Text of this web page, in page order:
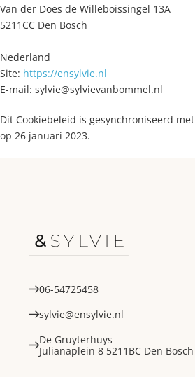
Van der Does de Willeboissingel 13A
5211CC Den Bosch
Nederland
Site: https://ensylvie.nl
E-mail: sylvie@sylvievanbommel.nl
Dit Cookiebeleid is gesynchroniseerd met
op 26 januari 2023.
06-54725458
sylvie@ensylvie.nl
De Gruyterhuys
Julianaplein 8 5211BC Den Bosch